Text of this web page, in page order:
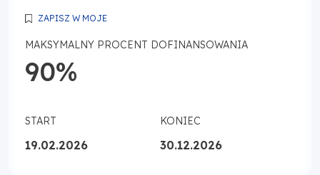
ZAPISZ W MOJE
MAKSYMALNY PROCENT DOFINANSOWANIA
90%
START
19.02.2026
KONIEC
30.12.2026